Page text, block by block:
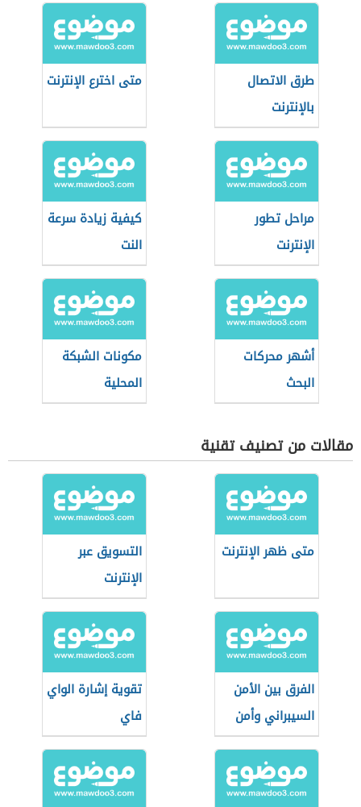
طرق الاتصال
بالإنترنت
متى اخترع الإنترنت
مراحل تطور
الإنترنت
كيفية زيادة سرعة
النت
أشهر محركات
البحث
مكونات الشبكة
المحلية
مقالات من تصنيف تقنية
متى ظهر الإنترنت
التسويق عبر
الإنترنت
الفرق بين الأمن
السيبراني وأمن
المعلومات
تقوية إشارة الواي
فاي